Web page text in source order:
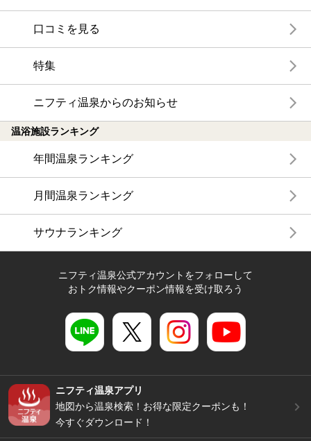
口コミを見る
特集
ニフティ温泉からのお知らせ
温浴施設ランキング
年間温泉ランキング
月間温泉ランキング
サウナランキング
ニフティ温泉公式アカウントをフォローして
おトク情報やクーポン情報を受け取ろう
ニフティ温泉アプリ
地図から温泉検索！お得な限定クーポンも！
今すぐダウンロード！